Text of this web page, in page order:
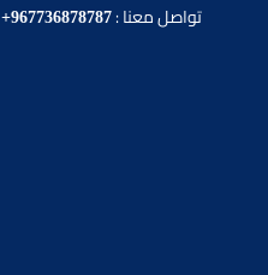
تواصل معنا : +967736878787